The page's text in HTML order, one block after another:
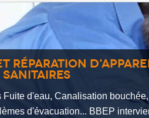
réparation
sanitaires
Fuite d'eau, Canalisation
d'évacuation... BBEP